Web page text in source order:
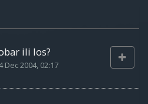
ili los?
Dec 2004, 02:17